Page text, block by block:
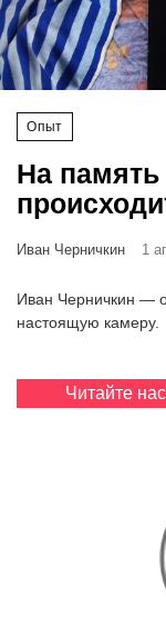
Опыт
На
Иван Черничкин 1
Иван Черничкин —
настоящую камеру.
Читайте